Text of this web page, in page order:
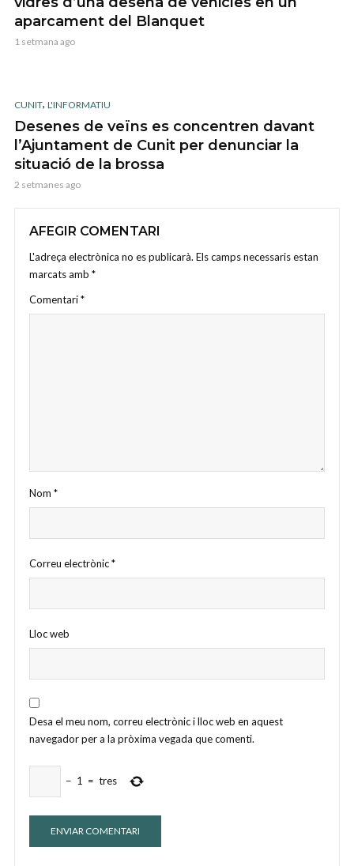
aparcament del Blanquet
1 setmana ago
CUNIT, L'INFORMATIU
Desenes de veïns es concentren davant
l’Ajuntament de Cunit per denunciar la
situació de la brossa
2 setmanes ago
AFEGIR COMENTARI
L'adreça electrònica no es publicarà. Els camps necessaris estan
marcats amb *
Comentari*
Nom *
Correu electrònic*
Lloc web
Desa el meu nom, correu electrònic i lloc web en aquest
navegador per a la pròxima vegada que comenti.
− 1 = tres